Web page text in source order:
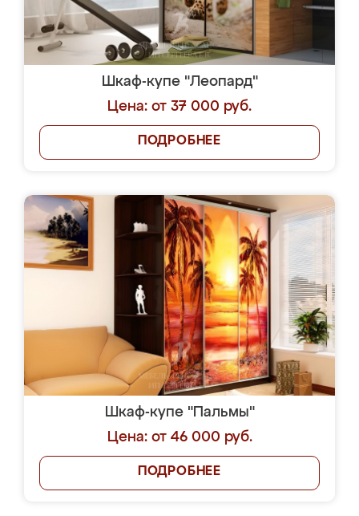
Шкаф-купе "Леопард"
Цена: от 37 000 руб.
ПОДРОБНЕЕ
Шкаф-купе "Пальмы"
Цена: от 46 000 руб.
ПОДРОБНЕЕ